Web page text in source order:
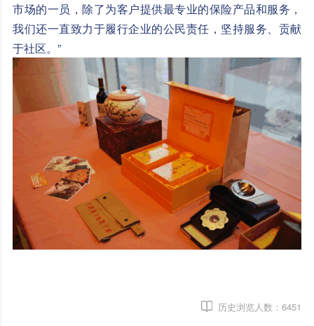
市场的一员，除了为客户提供最专业的保险产品和服务，
我们还一直致力于履行企业的公民责任，坚持服务、贡献
于社区。”
历史浏览人数： 6451